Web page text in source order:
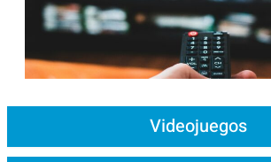
Videojuegos